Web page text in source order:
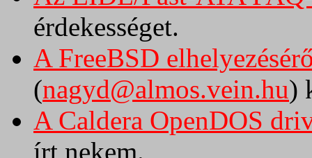
érdekességet.
A FreeBSD
(nagyd@almos.vein.hu)
A Caldera OpenDOS
írt nekem.